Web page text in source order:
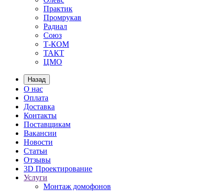
Практик
Промрукав
Радиал
Союз
Т-КОМ
ТАКТ
ЦМО
Назад
О нас
Оплата
Доставка
Контакты
Поставщикам
Вакансии
Новости
Статьи
Отзывы
3D Проектирование
Услуги
Монтаж домофонов